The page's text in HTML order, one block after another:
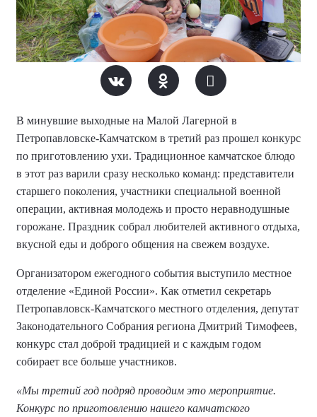
В минувшие выходные на Малой Лагерной в
Петропавловске-Камчатском в третий раз прошел конкурс
по приготовлению ухи. Традиционное камчатское блюдо
в этот раз варили сразу несколько команд: представители
старшего поколения, участники специальной военной
операции, активная молодежь и просто неравнодушные
горожане. Праздник собрал любителей активного отдыха,
вкусной еды и доброго общения на свежем воздухе.
Организатором ежегодного события выступило местное
отделение «Единой России». Как отметил секретарь
Петропавловск-Камчатского местного отделения, депутат
Законодательного Собрания региона Дмитрий Тимофеев,
конкурс стал доброй традицией и с каждым годом
собирает все больше участников.
«Мы третий год подряд проводим это мероприятие.
Конкурс по приготовлению нашего камчатского